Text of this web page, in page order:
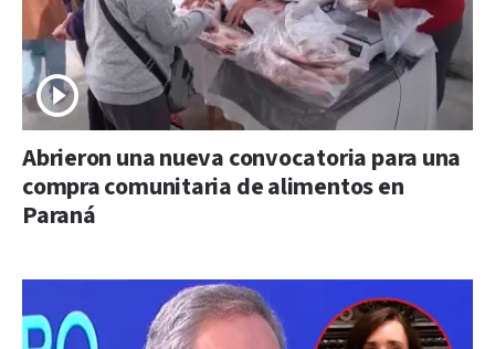
Abrieron una nueva convocatoria para una
compra comunitaria de alimentos en
Paraná